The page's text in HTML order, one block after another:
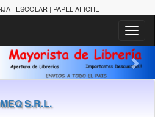
| ESCOLAR | PAPEL AFICHE
S.R.L.